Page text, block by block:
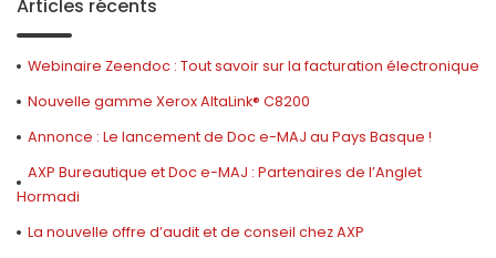
Articles récents
Webinaire Zeendoc : Tout savoir sur la facturation électronique
Nouvelle gamme Xerox AltaLink® C8200
Annonce : Le lancement de Doc e-MAJ au Pays Basque !
AXP Bureautique et Doc e-MAJ : Partenaires de l’Anglet
Hormadi
La nouvelle offre d’audit et de conseil chez AXP